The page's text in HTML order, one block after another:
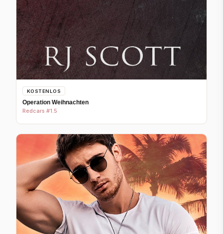
KOSTENLOS
Operation Weihnachten
Redcars #1.5